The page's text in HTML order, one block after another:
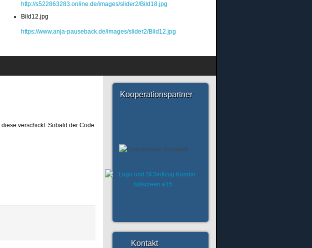
http://s522863283.online.de/images/slider2/Bild18.jpg
Bild12.jpg
https://www.anja-pauseback.de/images/slider2/Bild12.jpg
verschickt. Sobald der Code
Kooperationspartner
Kontakt